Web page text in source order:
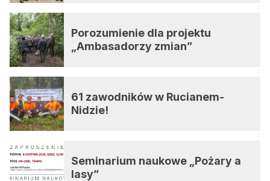
Porozumienie dla projektu
„Ambasadorzy zmian”
61 zawodników w Rucianem-
Nidzie!
Seminarium naukowe „Pożary a
lasy”